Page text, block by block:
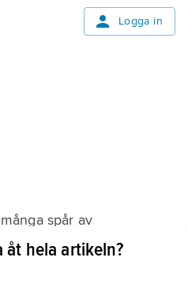
Logga in
spår av
Forskarna har
åt hela artikeln?